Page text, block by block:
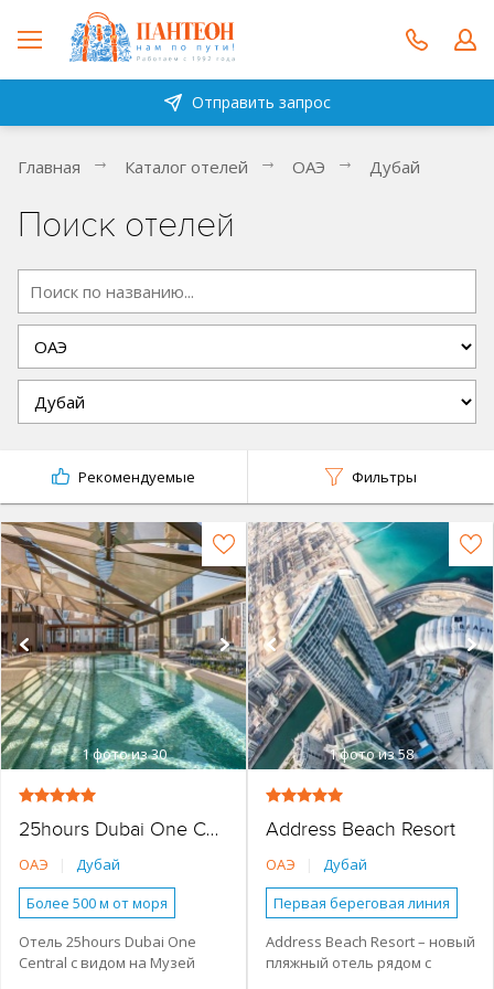
Отправить запрос
Главная Каталог отелей ОАЭ Дубай
Поиск отелей
Рекомендуемые Фильтры
1фото из 30
25hours Dubai One Central
ОАЭ
Дубай
Более 500 м от моря
Наличие туристической
инфраструктуры рядом
Отель 25hours Dubai One
Central c видом на Музей
1фото из 58
Address Beach Resort
ОАЭ
Дубай
Первая береговая линия
Наличие туристической
инфраструктуры рядом
Address Beach Resort – новый
пляжный отель рядом с